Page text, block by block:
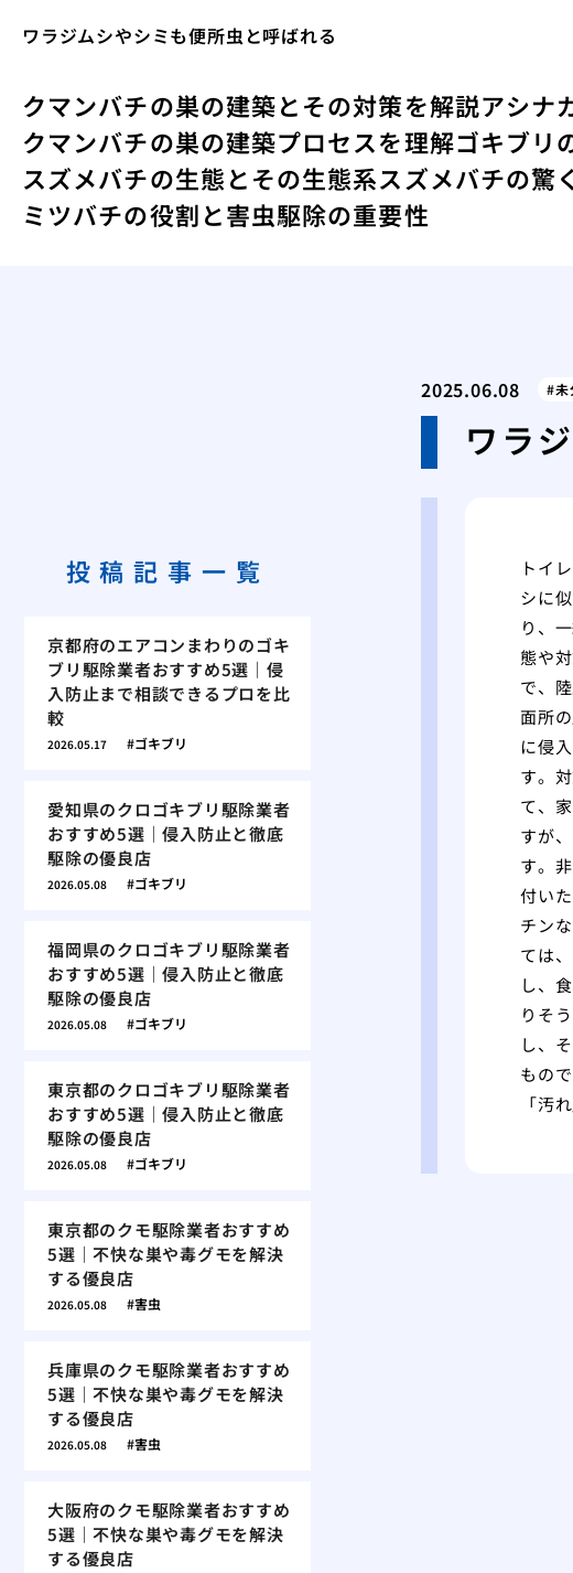
ワラジムシやシミも便所虫と呼ばれる
クマンバチの巣の建築とその対策を解説アシナ
クマンバチの巣の建築プロセスを理解ゴキブリ
スズメバチの生態とその生態系スズメバチの驚
ミツバチの役割と害虫駆除の重要性
2025.06.08 未
ワラ
トイ
シに
り、
態や
で、
面所
に侵
す。
て、
すが
す。
付い
チン
ては
し、
りそ
し、
もの
「汚
投稿記事一覧
京都府のエアコンまわりのゴキ
ブリ駆除業者おすすめ5選｜侵
入防止まで相談できるプロを比
較
2026.05.17 ゴキブリ
愛知県のクロゴキブリ駆除業者
おすすめ5選｜侵入防止と徹底
駆除の優良店
2026.05.08 ゴキブリ
福岡県のクロゴキブリ駆除業者
おすすめ5選｜侵入防止と徹底
駆除の優良店
2026.05.08 ゴキブリ
東京都のクロゴキブリ駆除業者
おすすめ5選｜侵入防止と徹底
駆除の優良店
2026.05.08 ゴキブリ
東京都のクモ駆除業者おすすめ
5選｜不快な巣や毒グモを解決
する優良店
2026.05.08 害虫
兵庫県のクモ駆除業者おすすめ
5選｜不快な巣や毒グモを解決
する優良店
2026.05.08 害虫
大阪府のクモ駆除業者おすすめ
5選｜不快な巣や毒グモを解決
する優良店